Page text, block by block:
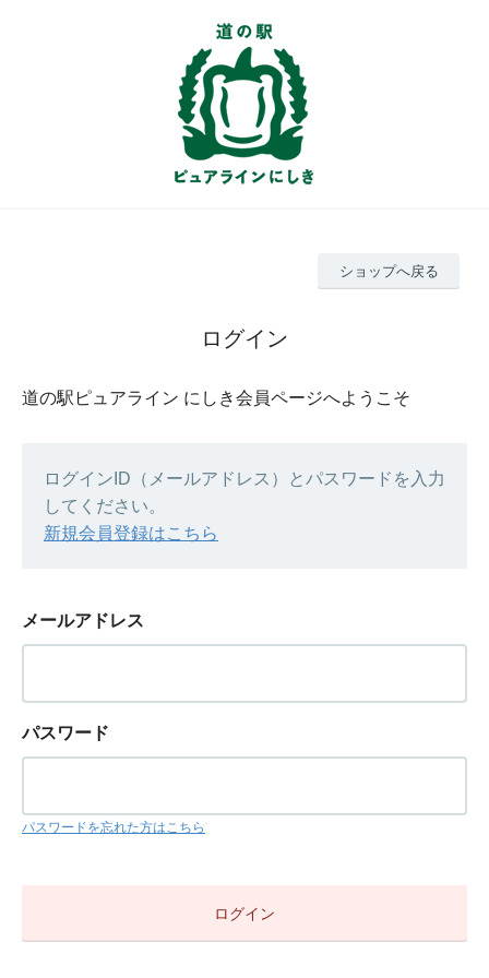
ショップへ戻る
ログイン
道の駅ピュアライン にしき会員ページへようこそ
ログインID（メールアドレス）とパスワードを入力
してください。
新規会員登録はこちら
メールアドレス
パスワード
パスワードを忘れた方はこちら